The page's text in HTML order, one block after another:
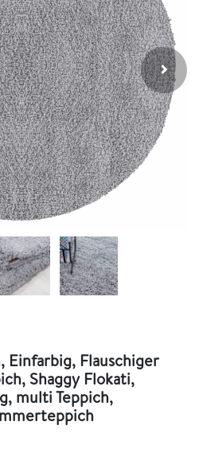
Einfarbig, Flauschiger
Shaggy Flokati,
multi Teppich,